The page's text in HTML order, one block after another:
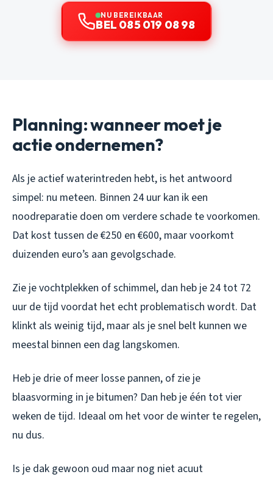
NU BEREIKBAAR
BEL 085 019 08 98
Planning: wanneer moet je
actie ondernemen?
Als je actief waterintreden hebt, is het antwoord
simpel: nu meteen. Binnen 24 uur kan ik een
noodreparatie doen om verdere schade te voorkomen.
Dat kost tussen de €250 en €600, maar voorkomt
duizenden euro’s aan gevolgschade.
Zie je vochtplekken of schimmel, dan heb je 24 tot 72
uur de tijd voordat het echt problematisch wordt. Dat
klinkt als weinig tijd, maar als je snel belt kunnen we
meestal binnen een dag langskomen.
Heb je drie of meer losse pannen, of zie je
blaasvorming in je bitumen? Dan heb je één tot vier
weken de tijd. Ideaal om het voor de winter te regelen,
nu dus.
Is je dak gewoon oud maar nog niet acuut